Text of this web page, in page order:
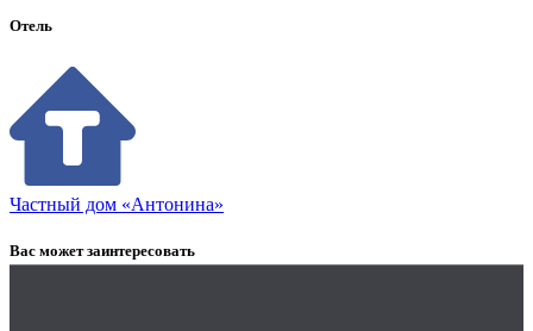
Отель
Частный дом «Антонина»
Вас может заинтересовать